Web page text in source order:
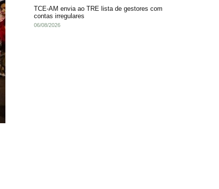
TCE-AM envia ao TRE lista de gestores com
contas irregulares
06/08/2026